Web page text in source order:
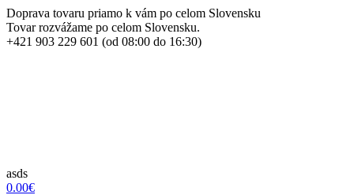
Doprava tovaru priamo k vám po celom Slovensku
Tovar rozvážame po celom Slovensku.
+421 903 229 601 (od 08:00 do 16:30)
asds
0.00€